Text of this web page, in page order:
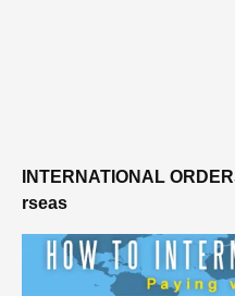
INTERNATIONAL
rseas